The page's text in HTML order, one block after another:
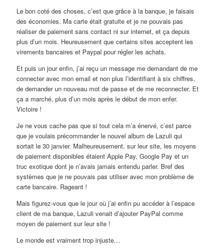
Le bon coté des choses, c’est que grâce à la banque, je faisais
des économies. Ma carte était gratuite et je ne pouvais pas
réaliser de paiement sans contact ni sur internet, et ça depuis
plus d’un mois. Heureusement que certains sites acceptent les
virements bancaires et Paypal pour régler les achats.
Et puis un jour enfin, j’ai reçu un message me demandant de me
connecter avec mon email et non plus l’identifiant à six chiffres,
de demander un nouveau mot de passe et de me reconnecter. Et
ça a marché, plus d’un mois après le début de mon enfer.
Victoire !
Je ne vous cache pas que si tout cela m’a énervé, c’est parce
que je voulais précommander le nouvel album de Lazuli qui
sortait le 30 janvier. Malheureusement, sur leur site, les moyens
de paiement disponibles étaient Apple Pay, Google Pay et un
truc exotique dont je n’avais jamais entendu parler. Bref des
systèmes que je ne pouvais pas utiliser avec mon problème de
carte bancaire. Rageant !
Mais figurez-vous que le jour où j’ai enfin pu accéder à l’espace
client de ma banque, Lazuli venait d’ajouter PayPal comme
moyen de paiement sur leur site !
Le monde est vraiment trop injuste…